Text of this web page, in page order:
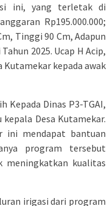
ini, yang terletak di
Rp195.000.000;
Tinggi 90 Cm, Adapun
2025. Ucap H Acip,
Kutamekar kepada awak
Kepada Dinas P3-TGAI,
Desa Kutamekar.
ini mendapat bantuan
program tersebut
meningkatkan kualitas
irigasi dari program